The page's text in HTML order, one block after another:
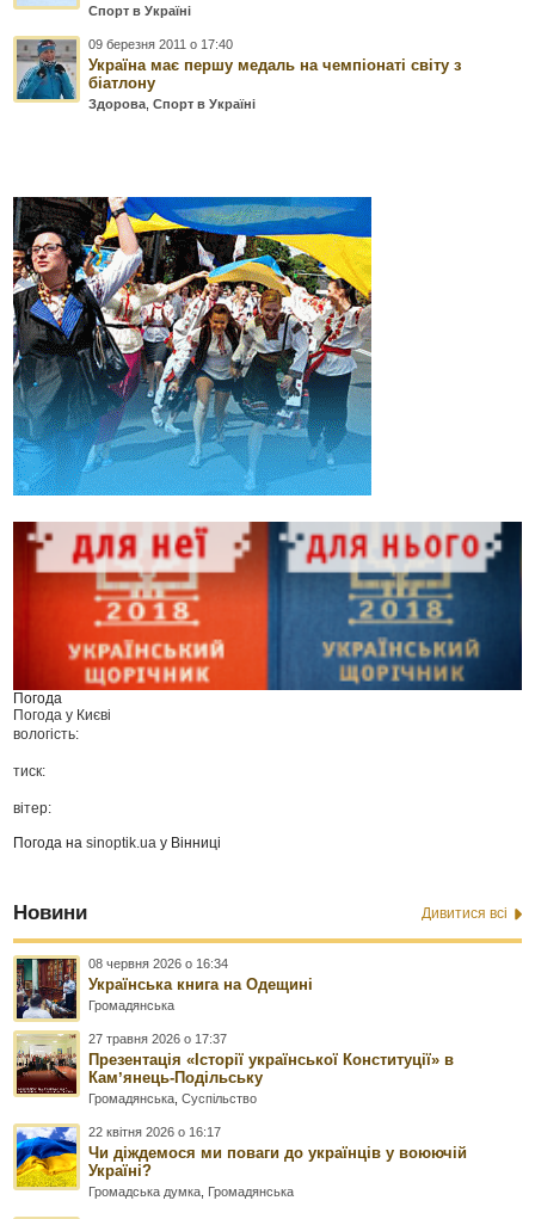
Спорт в Україні
09 березня 2011 о 17:40
Україна має першу медаль на чемпіонаті світу з
біатлону
Здорова ,Спорт в Україні
Погода
Погода у Києві
вологість:
тиск:
вітер:
Погода наsinoptik.ua у Вінниці
Новини Дивитися всі
08 червня 2026 о 16:34
Українська книга на Одещині
Громадянська
27 травня 2026 о 17:37
Презентація «Історії української Конституції» в
Камʼянець-Подільську
Громадянська ,Суспільство
22 квітня 2026 о 16:17
Чи діждемося ми поваги до українців у воюючій
Україні?
Громадська думка Громадянська